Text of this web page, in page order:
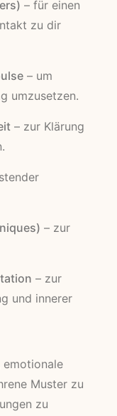
– für einen
zu dir
– um
umzusetzen.
– zur Klärung
– zur
– zur
und innerer
emotionale
Muster zu
zu